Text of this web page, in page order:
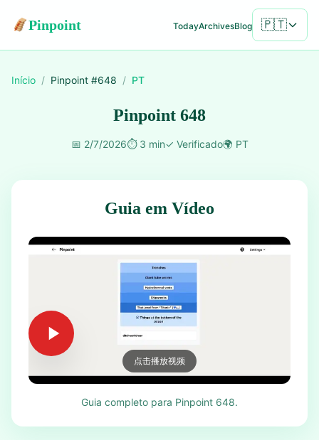
Pinpoint TodayArchivesBlog 🇵🇹
Início / Pinpoint #648 / PT
Pinpoint 648
📅 2/7/2026⏱️ 3 min✓ Verificado🌍 PT
Guia em Vídeo
点击播放视频
Guia completo para Pinpoint 648.